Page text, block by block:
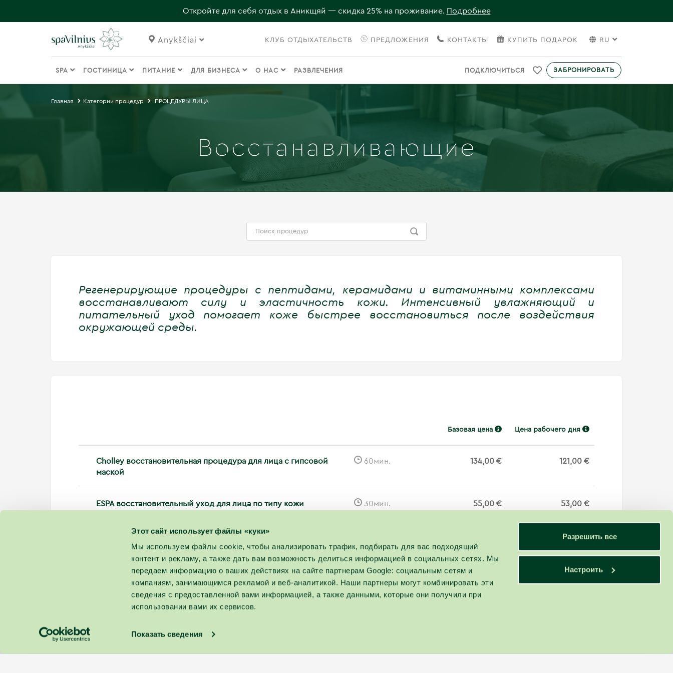
Этот сайт использует файлы «куки»
Мы используем файлы cookie, чтобы анализировать трафик, подбирать для вас подходящий
контент и рекламу, а также дать вам возможность делиться информацией в социальных сетях. Мы
передаем информацию о ваших действиях на сайте партнерам Google: социальным сетям и
компаниям, занимающимся рекламой и веб-аналитикой. Наши партнеры могут комбинировать эти
сведения с предоставленной вами информацией, а также данными, которые они получили при
использовании вами их сервисов.
Показать сведения
Разрешить все
Настроить
Откройте для себя отдых в Аникщяй — скидка 25% на проживание. Подробнее
Anykščiai КЛУБ ОТДЫХАТЕЛЬСТВ ПРЕДЛОЖЕНИЯ КОНТАКТЫ КУПИТЬ ПОДАРОК RU
SPA ГОСТИНИЦА ПИТАНИЕ ДЛЯ БИЗНЕСА О НАС РАЗВЛЕЧЕНИЯ ПОДКЛЮЧИТЬСЯ ЗАБРОНИРОВАТЬ
Главная Категории процедур ПРОЦЕДУРЫ ЛИЦА
Восстанавливающие
Регенерирующие процедуры с пептидами, керамидами и витаминными комплексами
восстанавливают силу и эластичность кожи. Интенсивный увлажняющий и
питательный уход помогает коже быстрее восстановиться после воздействия
окружающей среды.
Базовая цена Цена рабочего дня
Cholley восстановительная процедура для лица с гипсовой
маской
60мин. 134,00 € 121,00 €
ESPA восстановительный уход для лица по типу кожи 30мин. 55,00 € 53,00 €